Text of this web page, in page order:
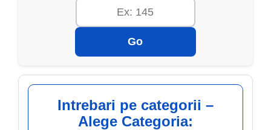
Go
Intrebari pe categorii –
Alege Categoria: